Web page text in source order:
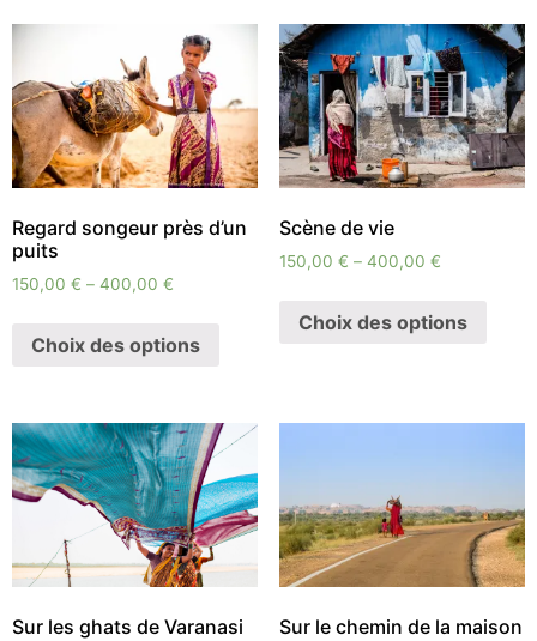
Regard songeur près d’un
puits
150,00 € – 400,00 €
Choix des options
Scène de vie
150,00 € – 400,00 €
Choix des options
Sur les ghats de Varanasi Sur le chemin de la maison